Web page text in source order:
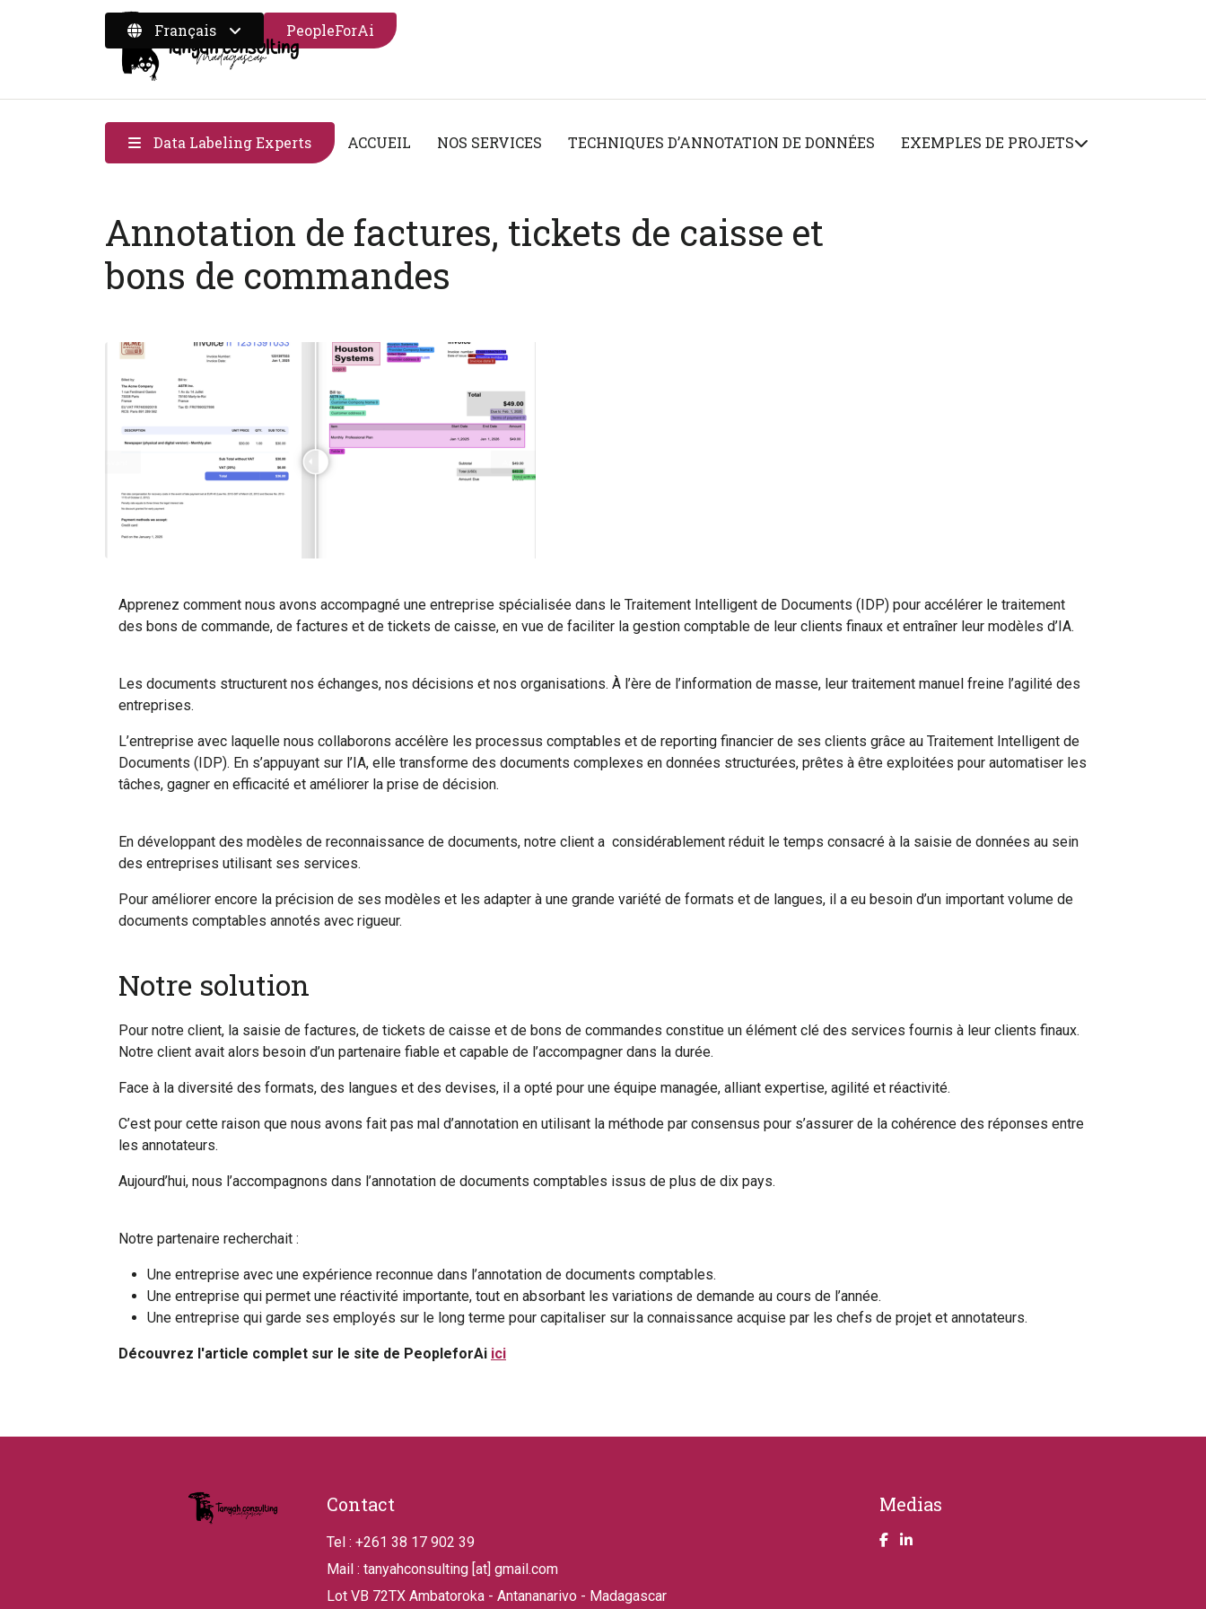
Français PeopleForAi
Data Labeling Experts ACCUEIL NOS SERVICES TECHNIQUES D’ANNOTATION DE DONNÉES EXEMPLES DE PROJETS
Annotation de factures, tickets de caisse et
bons de commandes
Image
Apprenez comment nous avons accompagné une entreprise spécialisée dans le Traitement Intelligent de Documents (IDP) pour accélérer le traitement
des bons de commande, de factures et de tickets de caisse, en vue de faciliter la gestion comptable de leur clients finaux et entraîner leur modèles d’IA.
Les documents structurent nos échanges, nos décisions et nos organisations. À l’ère de l’information de masse, leur traitement manuel freine l’agilité des
entreprises.
L’entreprise avec laquelle nous collaborons accélère les processus comptables et de reporting financier de ses clients grâce au Traitement Intelligent de
Documents (IDP). En s’appuyant sur l’IA, elle transforme des documents complexes en données structurées, prêtes à être exploitées pour automatiser les
tâches, gagner en efficacité et améliorer la prise de décision.
En développant des modèles de reconnaissance de documents, notre client a considérablement réduit le temps consacré à la saisie de données au sein
des entreprises utilisant ses services.
Pour améliorer encore la précision de ses modèles et les adapter à une grande variété de formats et de langues, il a eu besoin d’un important volume de
documents comptables annotés avec rigueur.
Notre solution
Pour notre client, la saisie de factures, de tickets de caisse et de bons de commandes constitue un élément clé des services fournis à leur clients finaux.
Notre client avait alors besoin d’un partenaire fiable et capable de l’accompagner dans la durée.
Face à la diversité des formats, des langues et des devises, il a opté pour une équipe managée, alliant expertise, agilité et réactivité.
C’est pour cette raison que nous avons fait pas mal d’annotation en utilisant la méthode par consensus pour s’assurer de la cohérence des réponses entre
les annotateurs.
Aujourd’hui, nous l’accompagnons dans l’annotation de documents comptables issus de plus de dix pays.
Notre partenaire recherchait :
Une entreprise avec une expérience reconnue dans l’annotation de documents comptables.
Une entreprise qui permet une réactivité importante, tout en absorbant les variations de demande au cours de l’année.
Une entreprise qui garde ses employés sur le long terme pour capitaliser sur la connaissance acquise par les chefs de projet et annotateurs.
Découvrez l'article complet sur le site de PeopleforAi ici
Pied de page
Contact
Tel : +261 38 17 902 39
Mail : tanyahconsulting [at] gmail.com
Lot VB 72TX Ambatoroka - Antananarivo - Madagascar
Medias
Take a look on our facebook page